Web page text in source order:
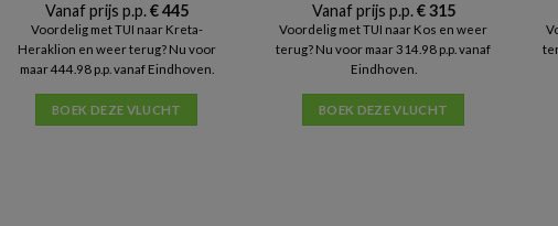
Vanaf prijs p.p.€445
Voordelig met TUI naar Kreta-
Heraklion en weer terug? Nu voor
maar 444.98 p.p. vanaf Eindhoven.
BOEK DEZE VLUCHT
Vanaf prijs p.p.€315
Voordelig met TUI naar Kos en weer
terug? Nu voor maar 314.98 p.p. vanaf
Eindhoven.
BOEK DEZE VLUCHT